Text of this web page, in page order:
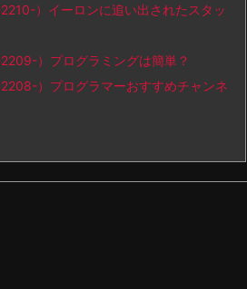
）イーロンに追い出されたスタッ
）プログラミングは簡単？
）プログラマーおすすめチャンネ